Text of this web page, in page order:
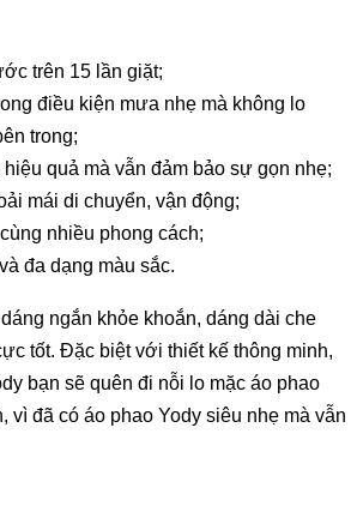
trên 15 lần giặt;
điều kiện mưa nhẹ mà không lo
trong;
quả mà vẫn đảm bảo sự gọn nhẹ;
mái di chuyển, vận động;
nhiều phong cách;
đa dạng màu sắc.
ngắn khỏe khoắn, dáng dài che
tốt. Đặc biệt với thiết kế thông minh,
bạn sẽ quên đi nỗi lo mặc áo phao
vì đã có áo phao Yody siêu nhẹ mà vẫn